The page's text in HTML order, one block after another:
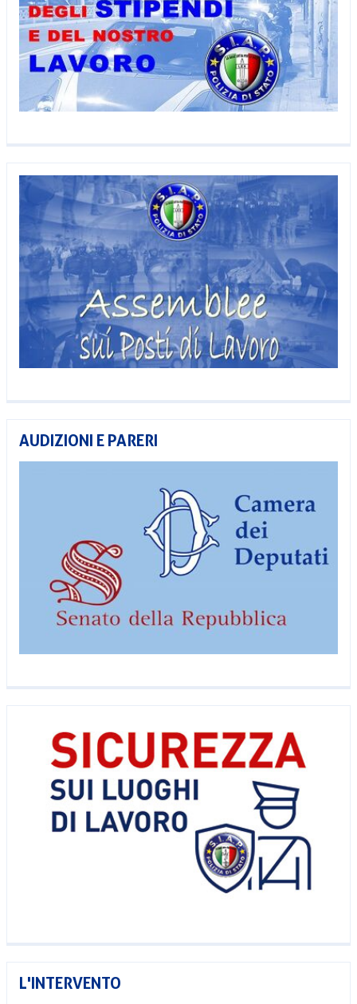
AUDIZIONI E PARERI
L'INTERVENTO